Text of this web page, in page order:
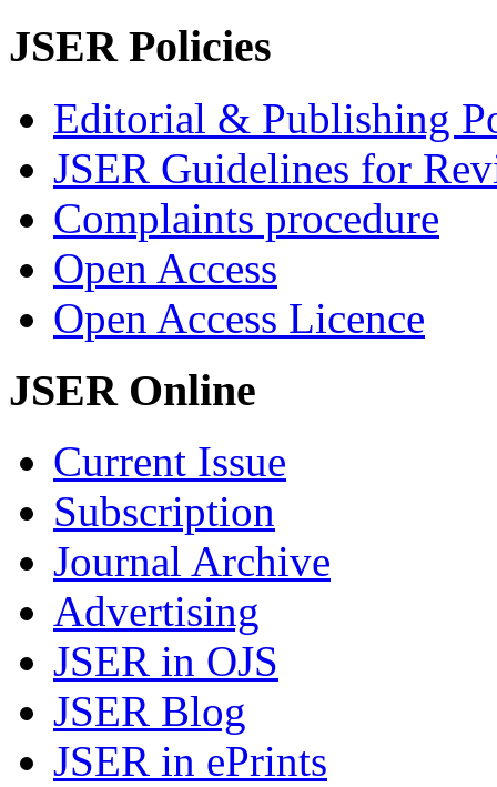
JSER Policies
Editorial & Publishing
JSER Guidelines for
Complaints procedure
Open Access
Open Access Licence
JSER Online
Current Issue
Subscription
Journal Archive
Advertising
JSER in OJS
JSER Blog
JSER in ePrints